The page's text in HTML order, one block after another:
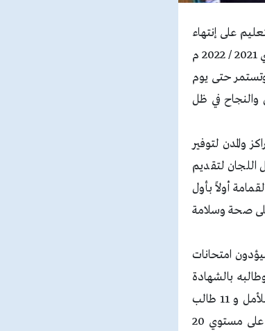
على إنتهاء
المديرية من إستعداداتها لإستقبال إمتحانات الفصل الدراسي الثاني لطلاب الشهادة الإعدادية للعام الدراسي 2021 / 2022 م
والإملاء وتستمر حتى يوم
والنجاح في ظل
والمدن لتوفير
اللجان لتقديم
أولاً بأول
على صحة وسلامة
امتحانات
136 ألف و 982 طالب وطالبة مقسمين إلى 134 ألف و750 طالب وطالبه بالشهادة
الإعدادية العامة و2157 طالب وطالبة بالشهادة الإعدادية المهنية و55 طالب وطالبه بالشهادة الإعدادية للأمل و 11 طالب
وطالبة بالشهادة الإعدادية للنور للمكفوفين و9 طلاب بلجنة مستشفي 57357 وذلك أمام 769 لجنة على مستوي 20